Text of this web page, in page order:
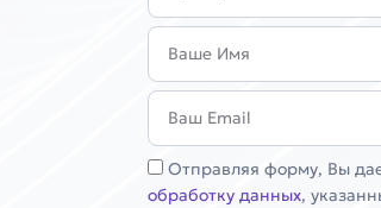
Имя
Email
Соглашение
Отправляя форму, Вы
обработку данных,